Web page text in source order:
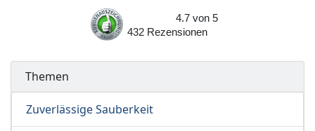
4.7 von 5
432
Rezensionen
Themen
Zuverlässige Sauberkeit